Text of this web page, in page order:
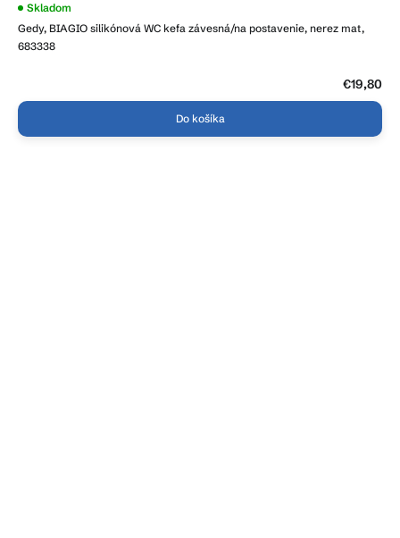
Gedy, BIAGIO silikónová WC kefa závesná/na postavenie, nerez mat,
683338
Skladom
€19,80
Do košíka